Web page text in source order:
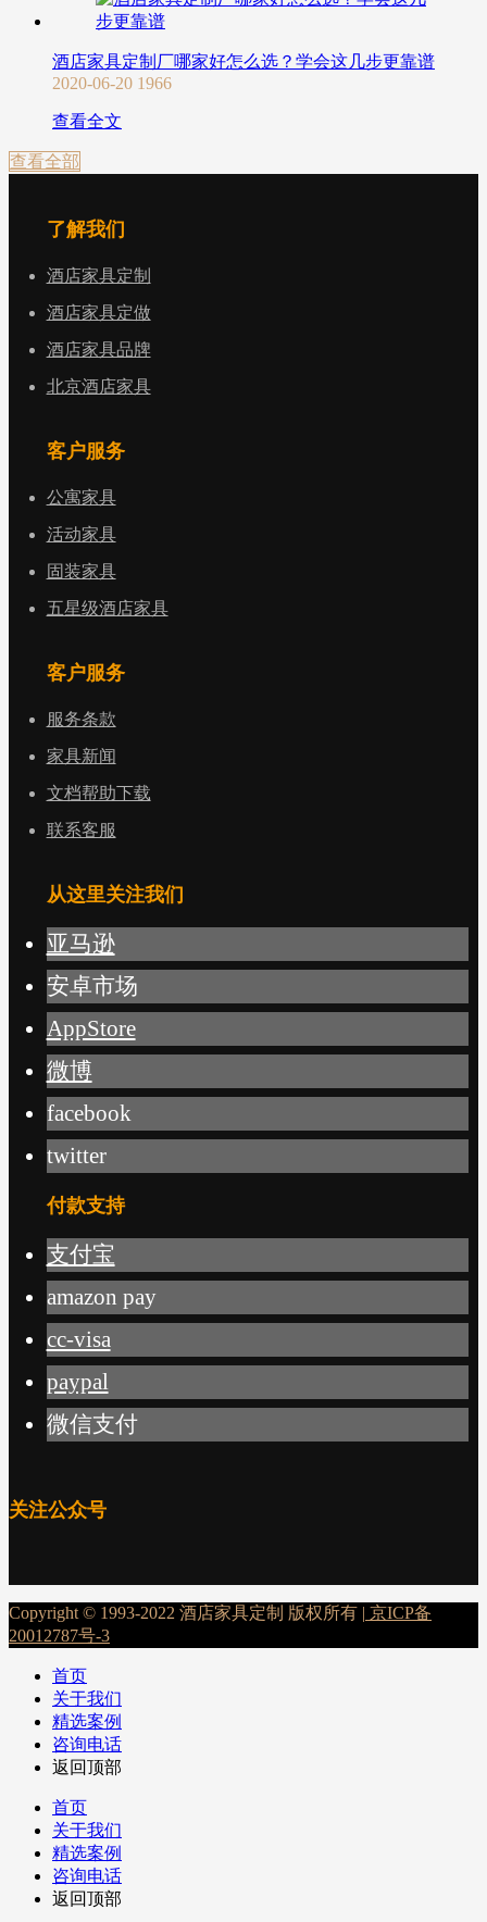
酒店家具定制厂哪家好怎么选？学会这几步更靠谱
2020-06-20 1966
查看全文
查看全部
了解我们
酒店家具定制
酒店家具定做
酒店家具品牌
北京酒店家具
客户服务
公寓家具
活动家具
固装家具
五星级酒店家具
客户服务
服务条款
家具新闻
文档帮助下载
联系客服
从这里关注我们
亚马逊
安卓市场
AppStore
微博
facebook
twitter
付款支持
支付宝
amazon pay
cc-visa
paypal
微信支付
关注公众号
Copyright © 1993-2022 酒店家具定制 版权所有 | 京ICP备
20012787号-3
首页
关于我们
精选案例
咨询电话
返回顶部
首页
关于我们
精选案例
咨询电话
返回顶部